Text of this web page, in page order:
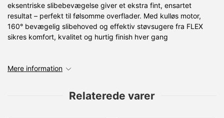
eksentriske slibebevægelse giver et ekstra fint, ensartet
resultat – perfekt til følsomme overflader. Med kulløs motor,
160° bevægelig slibehoved og effektiv støvsugere fra FLEX
sikres komfort, kvalitet og hurtig finish hver gang
Mere information
Relaterede varer